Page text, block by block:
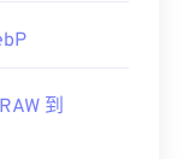
2009/03/
擷取顏色
到